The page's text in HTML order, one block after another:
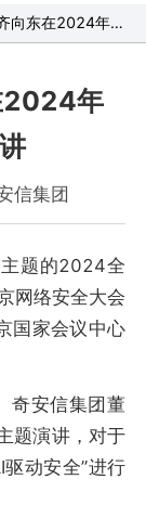
AI驱动安全——齐向东在2024年BCS大会的主题演讲
年
信集团
题的2024全
网络安全大会
国家会议中心
奇安信集团董
题演讲，对于
动安全”进行